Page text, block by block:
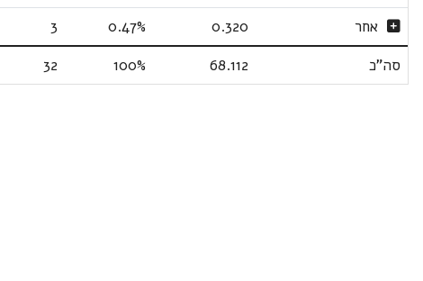
אחר
0.320
0.47%
3
סה"כ
68.112
100%
32